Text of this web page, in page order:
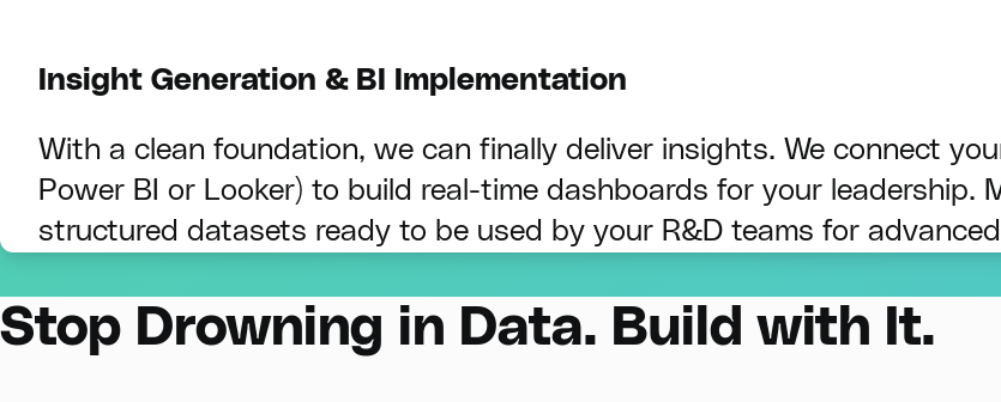
Insight Generation & BI Implementation
With a clean foundation, we can finally deliver insights. We connect
Power BI or Looker) to build real-time dashboards for your leadership.
structured datasets ready to be used by your R&D teams for
Stop Drowning in Data. Build with It.